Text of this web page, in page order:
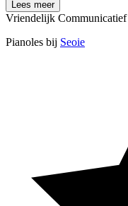
Lees meer
Vriendelijk Communicatief
Pianoles bij Seoie